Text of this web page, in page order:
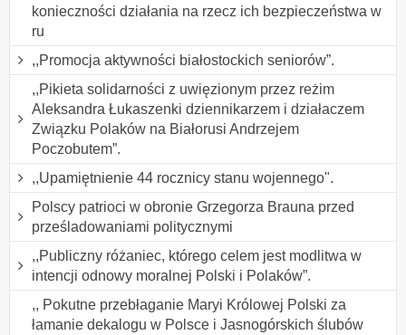
konieczności działania na rzecz ich bezpieczeństwa w
ru
,,Promocja aktywności białostockich seniorów”.
,,Pikieta solidarności z uwięzionym przez reżim
Aleksandra Łukaszenki dziennikarzem i działaczem
Związku Polaków na Białorusi Andrzejem
Poczobutem”.
,,Upamiętnienie 44 rocznicy stanu wojennego".
Polscy patrioci w obronie Grzegorza Brauna przed
prześladowaniami politycznymi
,,Publiczny różaniec, którego celem jest modlitwa w
intencji odnowy moralnej Polski i Polaków”.
,, Pokutne przebłaganie Maryi Królowej Polski za
łamanie dekalogu w Polsce i Jasnogórskich ślubów